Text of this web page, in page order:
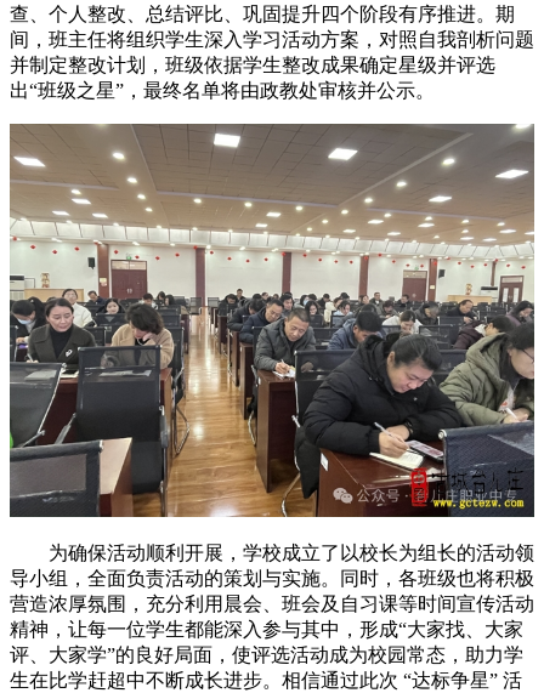
查、个人整改、总结评比、巩固提升四个阶段有序推进。期
间，班主任将组织学生深入学习活动方案，对照自我剖析问题
并制定整改计划，班级依据学生整改成果确定星级并评选
出“班级之星”，最终名单将由政教处审核并公示。
为确保活动顺利开展，学校成立了以校长为组长的活动领
导小组，全面负责活动的策划与实施。同时，各班级也将积极
营造浓厚氛围，充分利用晨会、班会及自习课等时间宣传活动
精神，让每一位学生都能深入参与其中，形成“大家找、大家
评、大家学”的良好局面，使评选活动成为校园常态，助力学
生在比学赶超中不断成长进步。相信通过此次 “达标争星” 活